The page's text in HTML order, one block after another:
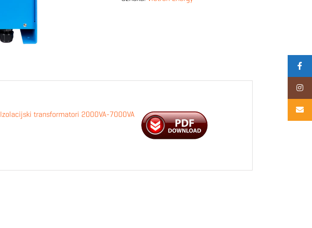
Izolacijski transformatori 2000VA-7000VA